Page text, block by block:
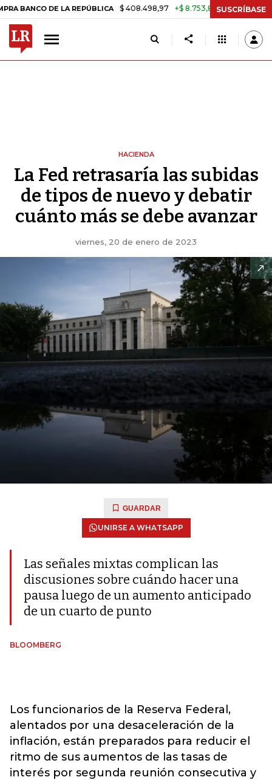
DE LA REPÚBLICA $ 408.498,97 +$ 8.753,81 +2,19% TASA DE
SUSCRÍBASE
HACIENDA
La Fed retrasaría las subidas
de tipos de nuevo y debatir
cuánto más se debe avanzar
viernes, 20 de enero de 2023
GUARDAR
UNIRSE A WHATSAPP
Las señales mixtas complican las
discusiones sobre cuándo hacer una
pausa luego de un aumento anticipado
de un cuarto de punto
BLOOMBERG
Los funcionarios de la Reserva Federal,
alentados por una desaceleración de la
inflación, están preparados para reducir el
ritmo de sus aumentos de las tasas de
interés por segunda reunión consecutiva y